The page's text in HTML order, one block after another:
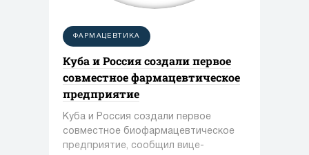
ФАРМАЦЕВТИКА
Куба и Россия создали первое
совместное фармацевтическое
предприятие
Куба и Россия создали первое
совместное биофармацевтическое
предприятие, сообщил вице-